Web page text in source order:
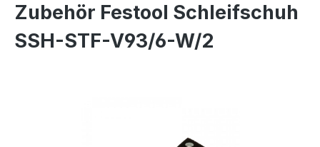
Zubehör Festool Schleifschuh
SSH-STF-V93/6-W/2